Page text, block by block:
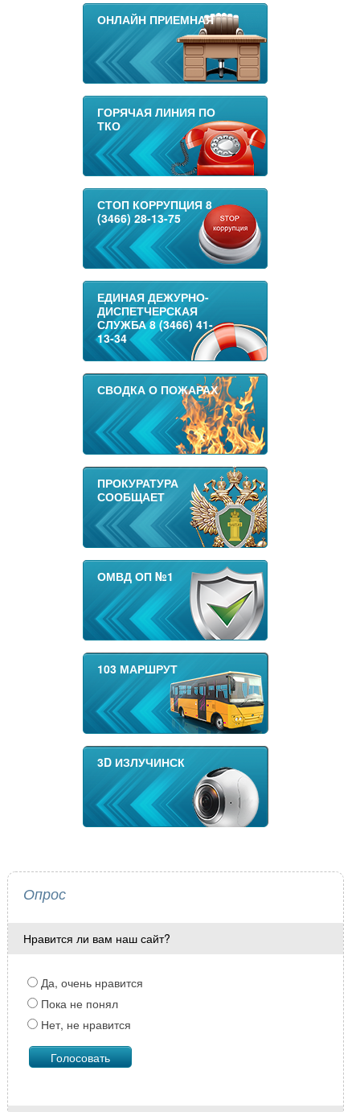
ОНЛАЙН ПРИЕМНАЯ
ГОРЯЧАЯ ЛИНИЯ ПО
ТКО
СТОП КОРРУПЦИЯ 8
(3466) 28-13-75
ЕДИНАЯ ДЕЖУРНО-
ДИСПЕТЧЕРСКАЯ
СЛУЖБА 8 (3466) 41-
13-34
СВОДКА О ПОЖАРАХ
ПРОКУРАТУРА
СООБЩАЕТ
ОМВД ОП №1
103 МАРШРУТ
3D ИЗЛУЧИНСК
Опрос
Нравится ли вам наш сайт?
Да, очень нравится
Пока не понял
Нет, не нравится